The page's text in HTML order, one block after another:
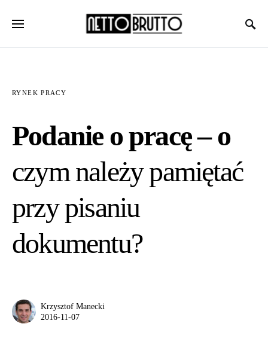
RYNEK PRACY
Podanie o pracę – o
czym należy pamiętać
przy pisaniu
dokumentu?
Krzysztof Manecki
2016-11-07